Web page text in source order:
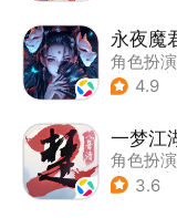
永夜魔
角色扮演
| 仙侠
4.9
一梦江
角色扮演
| 武侠
3.6